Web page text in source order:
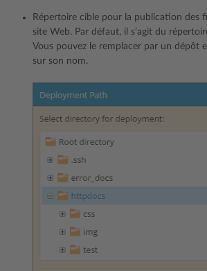
Répertoire cible pour la publication des
site Web. Par défaut, il s’agit du
Vous pouvez le remplacer par un dépôt
sur son nom.